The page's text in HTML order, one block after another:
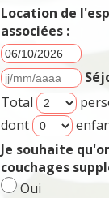
Location de
associées :
Total
dont
Je souhaite
couchages
Oui